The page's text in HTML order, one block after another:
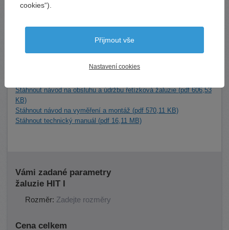
Stáhnout návod na obsluhu a údržbu řetízková žaluzie (pdf 606,53
KB)
Stáhnout návod na vyměření a montáž (pdf 570,11 KB)
Stáhnout technický manuál (pdf 16,11 MB)
Vámi zadané parametry
žaluzie HIT I
Rozměr: Zadejte rozměry
Cena celkem
cookies“).
Přijmout vše
Nastavení cookies